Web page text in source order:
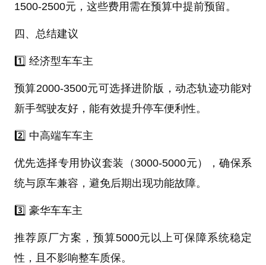
1500-2500元，这些费用需在预算中提前预留。
四、总结建议
1️⃣ 经济型车车主
预算2000-3500元可选择进阶版，动态轨迹功能对
新手驾驶友好，能有效提升停车便利性。
2️⃣ 中高端车车主
优先选择专用协议套装（3000-5000元），确保系
统与原车兼容，避免后期出现功能故障。
3️⃣ 豪华车车主
推荐原厂方案，预算5000元以上可保障系统稳定
性，且不影响整车质保。